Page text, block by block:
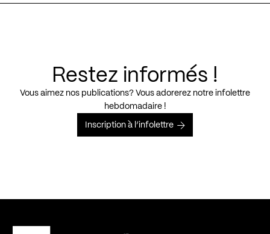
Restez informés !
Vous aimez nos publications? Vous adorerez notre infolettre
hebdomadaire !
Inscription à l’infolettre